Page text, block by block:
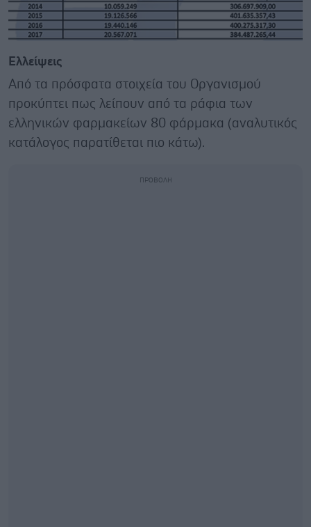
Ελλείψεις
Από τα πρόσφατα στοιχεία του Οργανισμού
προκύπτει πως λείπουν από τα ράφια των
ελληνικών φαρμακείων 80 φάρμακα (αναλυτικός
κατάλογος παρατίθεται πιο κάτω).